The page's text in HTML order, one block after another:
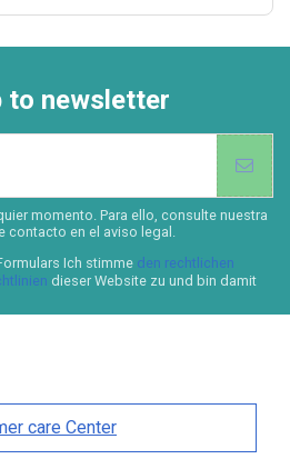
to newsletter
momento. Para ello, consulte nuestra
contacto en el aviso legal.
Ich stimme den rechtlichen
dieser Website zu und bin damit
care Center